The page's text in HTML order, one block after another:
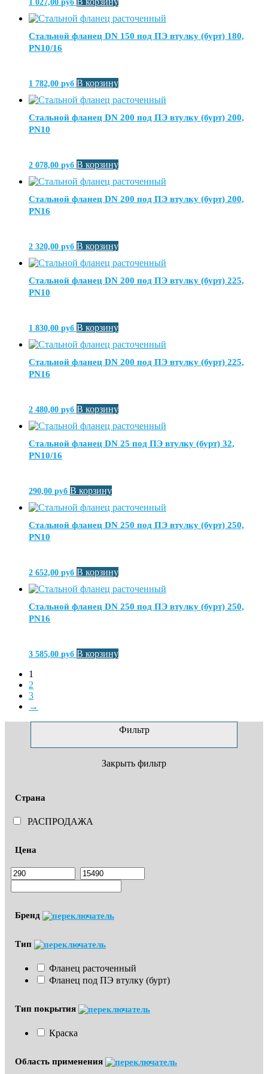
1 027,00 руб
Стальной фланец DN 150 под ПЭ втулку (бурт) 180,
PN10/16
1 782,00 руб В корзину
Стальной фланец DN 200 под ПЭ втулку (бурт) 200,
PN10
2 078,00 руб В корзину
Стальной фланец DN 200 под ПЭ втулку (бурт) 200,
PN16
2 320,00 руб В корзину
Стальной фланец DN 200 под ПЭ втулку (бурт) 225,
PN10
1 830,00 руб В корзину
Стальной фланец DN 200 под ПЭ втулку (бурт) 225,
PN16
2 480,00 руб В корзину
Стальной фланец DN 25 под ПЭ втулку (бурт) 32,
PN10/16
290,00 руб В корзину
Стальной фланец DN 250 под ПЭ втулку (бурт) 250,
PN10
2 652,00 руб В корзину
Стальной фланец DN 250 под ПЭ втулку (бурт) 250,
PN16
3 585,00 руб В корзину
1
2
3
→
Фильтр
Закрыть фильтр
Страна
РАСПРОДАЖА
Цена
Бренд
Тип
Фланец расточенный
Фланец под ПЭ втулку (бурт)
Тип покрытия
Краска
Область применения